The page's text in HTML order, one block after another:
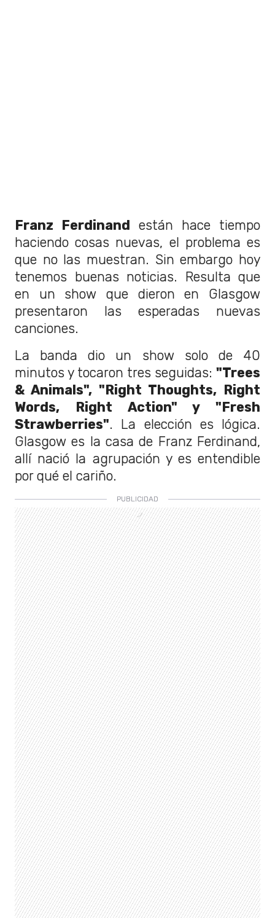
Franz Ferdinand están hace tiempo
haciendo cosas nuevas, el problema es
que no las muestran. Sin embargo hoy
tenemos buenas noticias. Resulta que
en un show que dieron en Glasgow
presentaron las esperadas nuevas
canciones.
La banda dio un show solo de 40
minutos y tocaron tres seguidas: "Trees
& Animals", "Right Thoughts, Right
Words, Right Action" y "Fresh
Strawberries". La elección es lógica.
Glasgow es la casa de Franz Ferdinand,
allí nació la agrupación y es entendible
por qué el cariño.